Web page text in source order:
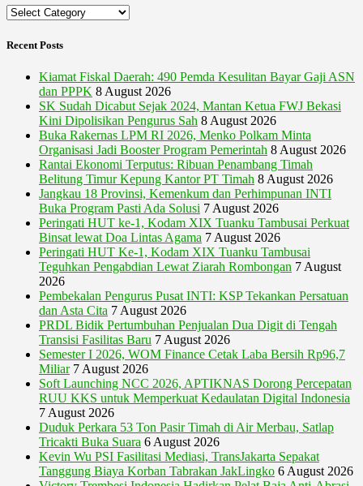
Categories
Recent Posts
Kiamat Fiskal Daerah: 490 Pemda Kesulitan Bayar Gaji ASN
dan PPPK 8 August 2026
SK Sudah Dicabut Sejak 2024, Mantan Ketua FWJ Bekasi
Kini Dipolisikan Pengurus Sah 8 August 2026
Buka Rakernas LPM RI 2026, Menko Polkam Minta
Organisasi Jadi Booster Program Pemerintah 8 August 2026
Rantai Ekonomi Terputus: Ribuan Penambang Timah
Belitung Timur Kepung Kantor PT Timah 8 August 2026
Jangkau 18 Provinsi, Kemenkum dan Perhimpunan INTI
Buka Program Pasti Ada Solusi 7 August 2026
Peringati HUT ke-1, Kodam XIX Tuanku Tambusai Perkuat
Binsat lewat Doa Lintas Agama 7 August 2026
Peringati HUT Ke-1, Kodam XIX Tuanku Tambusai
Teguhkan Pengabdian Lewat Ziarah Rombongan 7 August
2026
Pembekalan Pengurus Pusat INTI: KSP Tekankan Persatuan
dan Asta Cita 7 August 2026
PRDL Bidik Pertumbuhan Penjualan Dua Digit di Tengah
Transisi Fasilitas Baru 7 August 2026
Semester I 2026, WOM Finance Cetak Laba Bersih Rp96,7
Miliar 7 August 2026
Soft Launching NCC 2026, APTIKNAS Dorong Percepatan
RUU KKS untuk Memperkuat Kedaulatan Digital Indonesia
7 August 2026
Duduk Perkara 53 Ton Pasir Timah di Air Merbau, Satlap
Tricakti Buka Suara 6 August 2026
Kevin Wu PSI Fasilitasi Mediasi, TransJakarta Sepakat
Tanggung Biaya Korban Tabrakan JakLingko 6 August 2026